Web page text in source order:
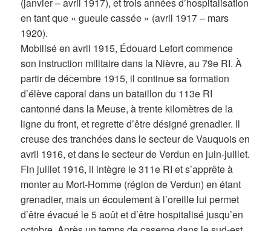
(janvier – avril 1917), et trois années d’hospitalisation
en tant que « gueule cassée » (avril 1917 – mars
1920).
Mobilisé en avril 1915, Édouard Lefort commence
son instruction militaire dans la Nièvre, au 79e RI. À
partir de décembre 1915, il continue sa formation
d’élève caporal dans un bataillon du 113e RI
cantonné dans la Meuse, à trente kilomètres de la
ligne du front, et regrette d’être désigné grenadier. Il
creuse des tranchées dans le secteur de Vauquois en
avril 1916, et dans le secteur de Verdun en juin-juillet.
Fin juillet 1916, il intègre le 311e RI et s’apprête à
monter au Mort-Homme (région de Verdun) en étant
grenadier, mais un écoulement à l’oreille lui permet
d’être évacué le 5 août et d’être hospitalisé jusqu’en